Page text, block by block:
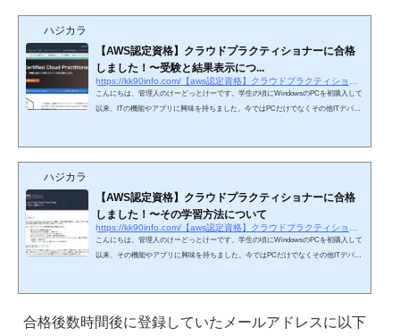
ハジカラ
【AWS認定資格】クラウドプラクティショナーに合格
しました！〜受験と結果表示につ...
こんにちは、管理人のけーどっとけーです。学生の頃にWindowsのPCを初購入して
以来、ITの機能やアプリに興味を持ちました。今ではPCだけでなくその他ITデバイ
ハジカラ
【AWS認定資格】クラウドプラクティショナーに合格
しました！〜その学習方法について
こんにちは、管理人のけーどっとけーです。学生の頃にWindowsのPCを初購入して
以来、その機能やアプリに興味を持ちました。今ではPCだけでなくその他ITデバイ
る「クラウドプラクティショナー」を受験して合格しました。受験時の様子や受験
後のことなどは以下の記事を参考にしてください。今回は合格...
合格後数時間後に登録していたメールアドレスに以下